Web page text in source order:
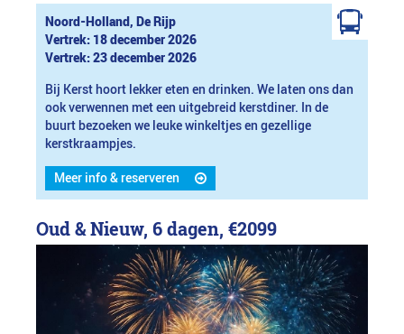
Noord-Holland, De Rijp
Vertrek: 18 december 2026
Vertrek: 23 december 2026
Bij Kerst hoort lekker eten en drinken. We laten ons dan
ook verwennen met een uitgebreid kerstdiner. In de
buurt bezoeken we leuke winkeltjes en gezellige
kerstkraampjes.
Meer info & reserveren
Oud & Nieuw, 6 dagen, €2099